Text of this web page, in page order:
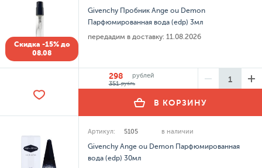
Скидка -15% до
08.08
Givenchy Пробник Ange ou Demon
Парфюмированная вода (edp) 3мл
передадим в доставку: 11.08.2026
298
рублей
351рубль
В КОРЗИНУ
Артикул: 5105 в наличии
Givenchy Ange ou Demon Парфюмированная
вода (edp) 30мл